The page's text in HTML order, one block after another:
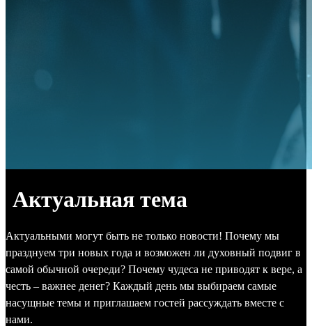
Актуальная тема
Актуальными могут быть не только новости! Почему мы
празднуем три новых года и возможен ли духовный подвиг в
самой обычной очереди? Почему чудеса не приводят к вере, а
честь – важнее денег? Каждый день мы выбираем самые
насущные темы и приглашаем гостей рассуждать вместе с
нами.